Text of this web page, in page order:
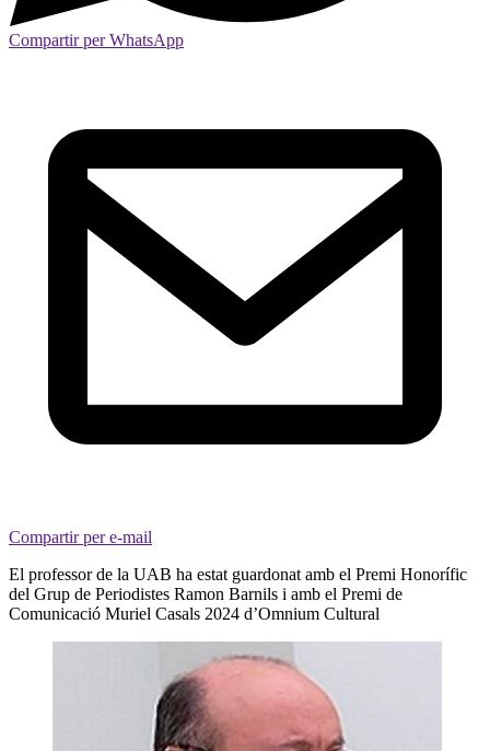
Compartir per WhatsApp
Compartir per e-mail
El professor de la UAB ha estat guardonat amb el Premi Honorífic
del Grup de Periodistes Ramon Barnils i amb el Premi de
Comunicació Muriel Casals 2024 d’Omnium Cultural